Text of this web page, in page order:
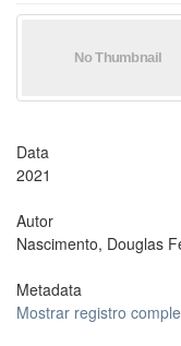
Data
2021
Autor
Nascimento, Douglas
Metadata
Mostrar registro